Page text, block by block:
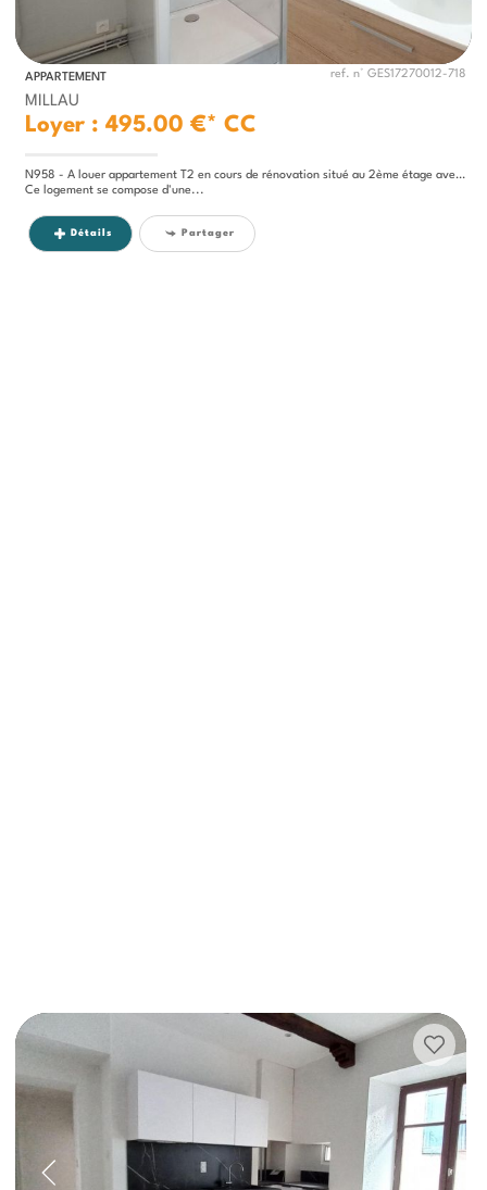
APPARTEMENT ref. n° GES17270012-718
MILLAU
Loyer : 495.00 €* CC
N958 - A louer appartement T2 en cours de rénovation situé au 2ème étage avenue Gambetta.
Ce logement se compose d'une...
Détails Partager